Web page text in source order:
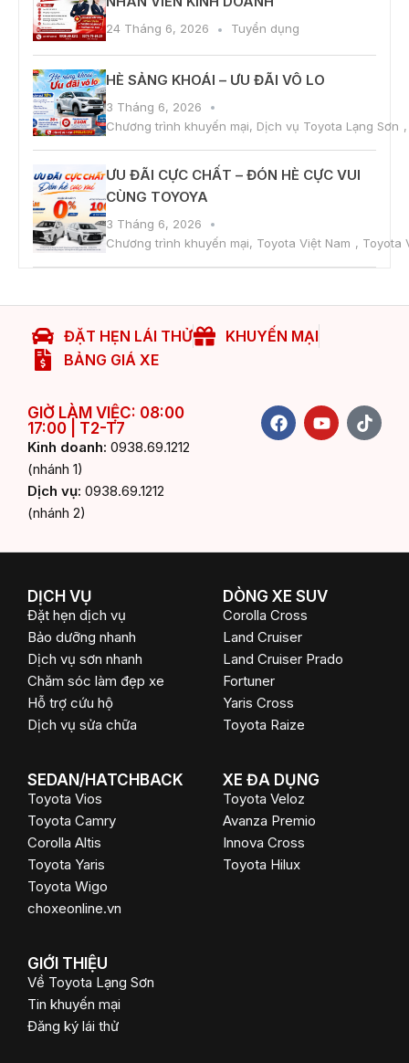
24 Tháng 6, 2026 Tuyển dụng
HÈ SẢNG KHOÁI – ƯU ĐÃI VÔ LO
3 Tháng 6, 2026
Chương trình khuyến mại, Dịch vụ Toyota Lạng Sơn
ƯU ĐÃI CỰC CHẤT – ĐÓN HÈ CỰC VUI
CÙNG TOYOYA
3 Tháng 6, 2026
Chương trình khuyến mại, Toyota Việt Nam , Toyota
ĐẶT HẸN LÁI THỬ
KHUYẾN MẠI
BẢNG GIÁ XE
GIỜ LÀM VIỆC: 08:00
17:00 | T2-T7
Kinh doanh: 0938.69.1212
(nhánh 1)
Dịch vụ: 0938.69.1212
(nhánh 2)
F
a
Y
o
T
i
DỊCH VỤ
Đặt hẹn dịch vụ
Bảo dưỡng nhanh
Dịch vụ sơn nhanh
Chăm sóc làm đẹp xe
Hỗ trợ cứu hộ
Dịch vụ sửa chữa
DÒNG XE SUV
Corolla Cross
Land Cruiser
Land Cruiser Prado
Fortuner
Yaris Cross
Toyota Raize
SEDAN/HATCHBACK
Toyota Vios
Toyota Camry
Corolla Altis
Toyota Yaris
Toyota Wigo
choxeonline.vn
XE ĐA DỤNG
Toyota Veloz
Avanza Premio
Innova Cross
Toyota Hilux
GIỚI THIỆU
Về Toyota Lạng Sơn
Tin khuyến mại
Đăng ký lái thử